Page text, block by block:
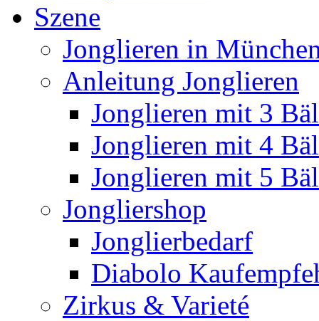
Szene
Jonglieren in
Anleitung Jonglieren
Jonglieren mit 3
Jonglieren mit 4
Jonglieren mit 5
Jongliershop
Jonglierbedarf
Diabolo
Zirkus & Varieté